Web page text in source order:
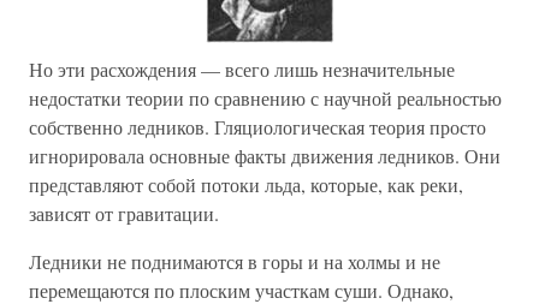
Но эти расхождения — всего лишь незначительные
недостатки теории по сравнению с научной реальностью
собственно ледников. Гляциологическая теория просто
игнорировала основные факты движения ледников. Они
представляют собой потоки льда, которые, как реки,
зависят от гравитации.
Ледники не поднимаются в горы и на холмы и не
перемещаются по плоским участкам суши. Однако,